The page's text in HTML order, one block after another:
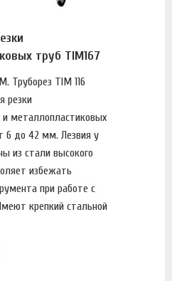
труб TIM167
Труборез TIM 116
резки
и металлопластиковых
6 до 42 мм. Лезвия у
из стали высокого
избежать
при работе с
крепкий стальной